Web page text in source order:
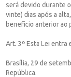
será devido durante
vinte) dias após a
benefício anterior ao
Art. 3º Esta Lei entra
Brasília, 29 de
República.